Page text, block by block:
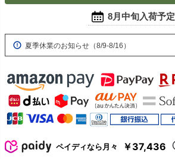
8月中旬入荷予定
夏季休業のお知らせ（8/9-8/16）
ペイディなら月々 ￥37,436